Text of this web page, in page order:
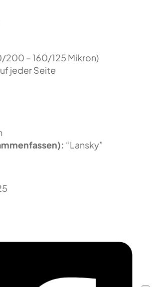
200 – 160/125 Mikron)
jeder Seite
“Lansky”